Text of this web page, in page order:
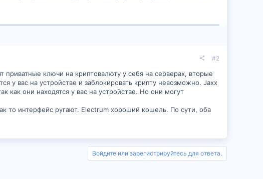
#2
ключи на криптовалюту у себя на серверах, вторые
у вас на устройстве и заблокировать крипту невозможно. Jaxx
как они находятся у вас на устройстве. Но они могут
то интерфейс ругают. Electrum хороший кошель. По сути, оба
Войдите или зарегистрируйтесь для ответа.